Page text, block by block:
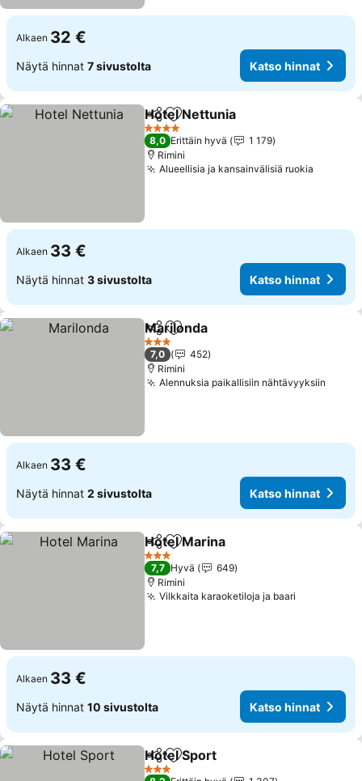
Alkaen 32 €
Näytä hinnat 7 sivustolta Katso hinnat
Jaa Lisää suosikkeihin
Hotel Nettunia
4 Tähtiluokitus
8,0 Erittäin hyvä
1 179
Rimini
Alueellisia ja kansainvälisiä ruokia
Alkaen 33 €
Näytä hinnat 3 sivustolta Katso hinnat
Jaa Lisää suosikkeihin
Marilonda
3 Tähtiluokitus
7,0
452
Rimini
Alennuksia paikallisiin nähtävyyksiin
Alkaen 33 €
Näytä hinnat 2 sivustolta Katso hinnat
Jaa Lisää suosikkeihin
Hotel Marina
3 Tähtiluokitus
7,7 Hyvä
649
Rimini
Vilkkaita karaoketiloja ja baari
Alkaen 33 €
Näytä hinnat 10 sivustolta Katso hinnat
Jaa Lisää suosikkeihin
Hotel Sport
3 Tähtiluokitus